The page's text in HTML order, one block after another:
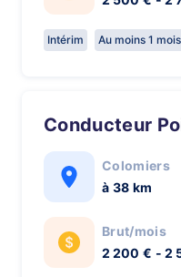
Intérim Au moins 1
Conducteur
Colomiers
à 38 km
Brut/mois
2 200 € - 2